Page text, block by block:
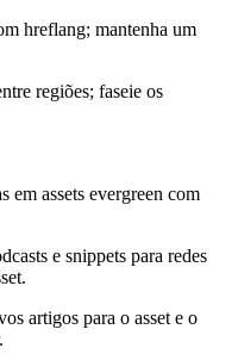
hreflang; mantenha um
regiões; faseie os
em assets evergreen com
e snippets para redes
artigos para o asset e o